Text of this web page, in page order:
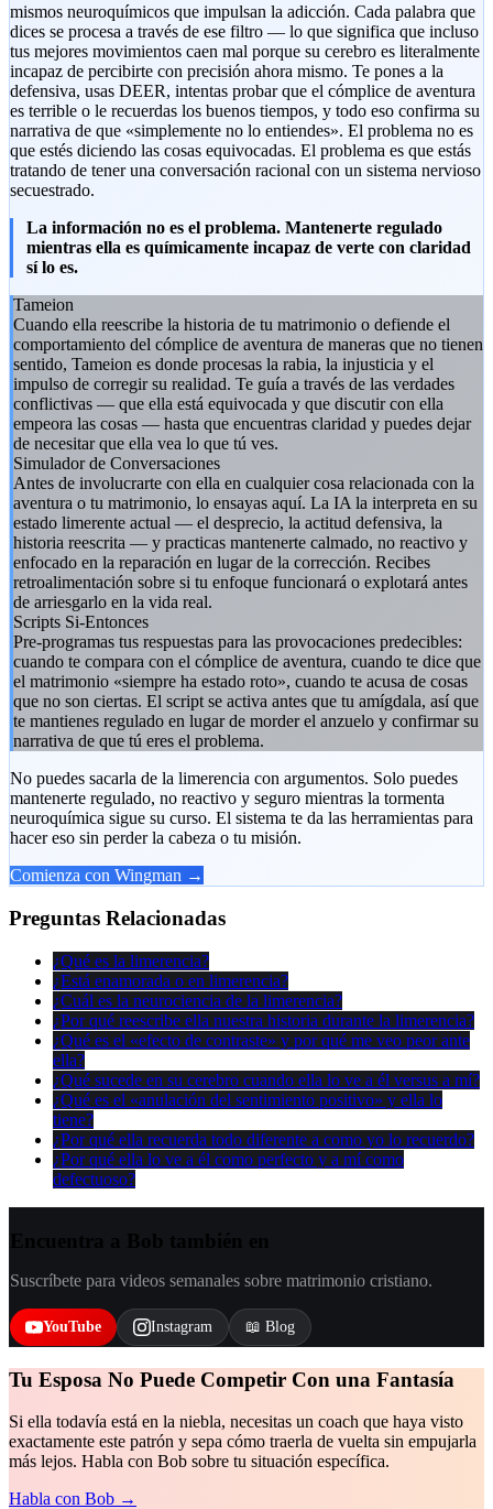
mismos neuroquímicos que impulsan la adicción. Cada palabra que
dices se procesa a través de ese filtro — lo que significa que incluso
tus mejores movimientos caen mal porque su cerebro es literalmente
incapaz de percibirte con precisión ahora mismo. Te pones a la
defensiva, usas DEER, intentas probar que el cómplice de aventura
es terrible o le recuerdas los buenos tiempos, y todo eso confirma su
narrativa de que «simplemente no lo entiendes». El problema no es
que estés diciendo las cosas equivocadas. El problema es que estás
tratando de tener una conversación racional con un sistema nervioso
secuestrado.
La información no es el problema. Mantenerte regulado
mientras ella es químicamente incapaz de verte con claridad
sí lo es.
Tameion
Cuando ella reescribe la historia de tu matrimonio o defiende el
comportamiento del cómplice de aventura de maneras que no tienen
sentido, Tameion es donde procesas la rabia, la injusticia y el
impulso de corregir su realidad. Te guía a través de las verdades
conflictivas — que ella está equivocada y que discutir con ella
empeora las cosas — hasta que encuentras claridad y puedes dejar
de necesitar que ella vea lo que tú ves.
Simulador de Conversaciones
Antes de involucrarte con ella en cualquier cosa relacionada con la
aventura o tu matrimonio, lo ensayas aquí. La IA la interpreta en su
estado limerente actual — el desprecio, la actitud defensiva, la
historia reescrita — y practicas mantenerte calmado, no reactivo y
enfocado en la reparación en lugar de la corrección. Recibes
retroalimentación sobre si tu enfoque funcionará o explotará antes
de arriesgarlo en la vida real.
Scripts Si-Entonces
Pre-programas tus respuestas para las provocaciones predecibles:
cuando te compara con el cómplice de aventura, cuando te dice que
el matrimonio «siempre ha estado roto», cuando te acusa de cosas
que no son ciertas. El script se activa antes que tu amígdala, así que
te mantienes regulado en lugar de morder el anzuelo y confirmar su
narrativa de que tú eres el problema.
No puedes sacarla de la limerencia con argumentos. Solo puedes
mantenerte regulado, no reactivo y seguro mientras la tormenta
neuroquímica sigue su curso. El sistema te da las herramientas para
hacer eso sin perder la cabeza o tu misión.
Comienza con Wingman →
Preguntas Relacionadas
¿Qué es la limerencia?
¿Está enamorada o en limerencia?
¿Cuál es la neurociencia de la limerencia?
¿Por qué reescribe ella nuestra historia durante la limerencia?
¿Qué es el «efecto de contraste» y por qué me veo peor ante
ella?
¿Qué sucede en su cerebro cuando ella lo ve a él versus a mí?
¿Qué es el «anulación del sentimiento positivo» y ella lo
tiene?
¿Por qué ella recuerda todo diferente a como yo lo recuerdo?
¿Por qué ella lo ve a él como perfecto y a mí como
defectuoso?
Suscríbete para videos semanales sobre matrimonio cristiano.
YouTube Instagram 📖 Blog
Tu Esposa No Puede Competir Con una Fantasía
Si ella todavía está en la niebla, necesitas un coach que haya visto
exactamente este patrón y sepa cómo traerla de vuelta sin empujarla
más lejos. Habla con Bob sobre tu situación específica.
Habla con Bob →